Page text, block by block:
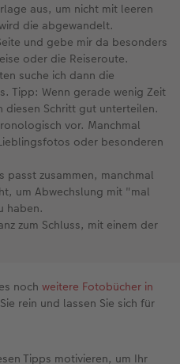
aus, um nicht mit leeren
die abgewandelt.
und gebe mir da besonders
oder die Reiseroute.
suche ich dann die
Tipp: Wenn gerade wenig Zeit
diesen Schritt gut unterteilen.
vor. Manchmal
oder besonderen
passt zusammen, manchmal
um Abwechslung mit "mal
haben.
zum Schluss, mit einem der
nochweitere Fotobücher in
rein und lassen Sie sich für
Tipps motivieren, um Ihr